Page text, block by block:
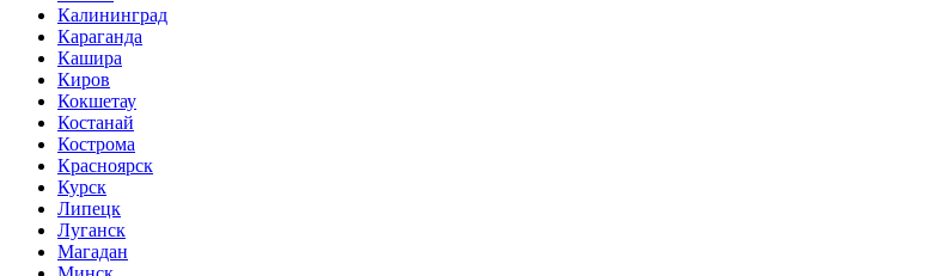
Калининград
Караганда
Кашира
Киров
Кокшетау
Костанай
Кострома
Красноярск
Курск
Липецк
Луганск
Магадан